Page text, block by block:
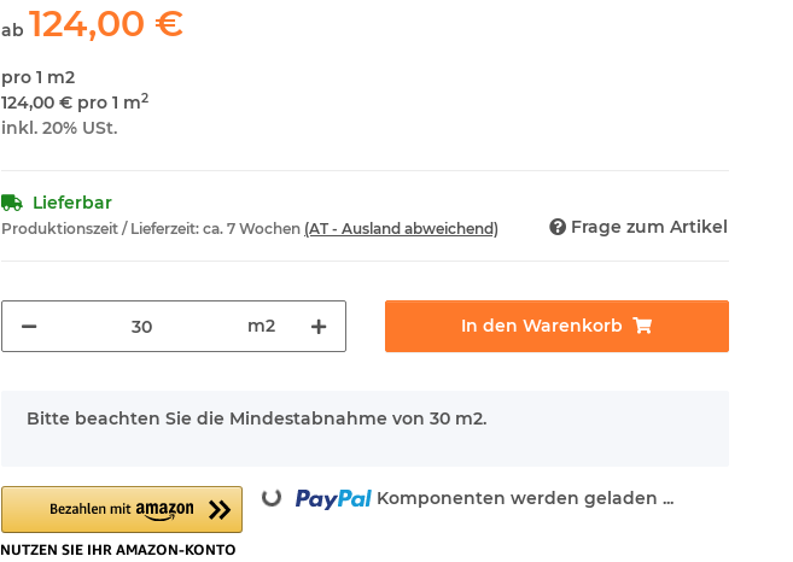
ab 124,00 €
pro 1 m2
124,00 € pro 1 m2
inkl. 20% USt.
Lieferbar
Produktionszeit / Lieferzeit: ca. 7 Wochen (AT - Ausland abweichend) Frage zum Artikel
m2 In den Warenkorb
x
Bitte beachten Sie die Mindestabnahme von 30 m2.
Loading... Komponenten werden geladen ...